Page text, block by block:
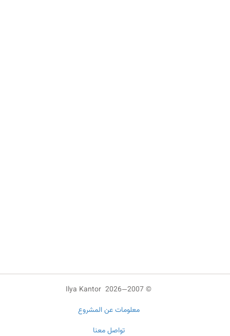
© 2007—2026 Ilya Kantor
معلومات عن المشروع
تواصل معنا